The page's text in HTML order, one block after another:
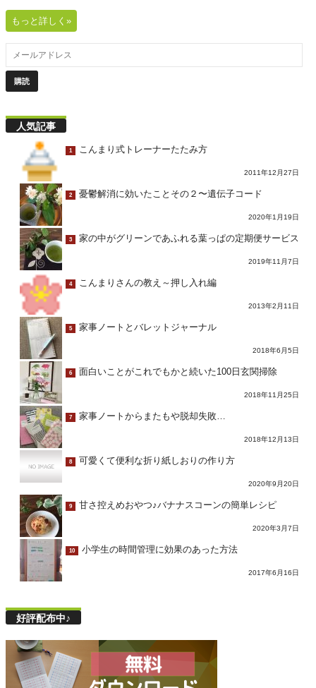
もっと詳しく»
人気記事
1 こんまり式トレーナーたたみ方
2011年12月27日
2 憂鬱解消に効いたことその２〜遺伝子コード
2020年1月19日
3 家の中がグリーンであふれる葉っぱの定期便サービス
2019年11月7日
4 こんまりさんの教え～押し入れ編
2013年2月11日
5 家事ノートとバレットジャーナル
2018年6月5日
6 面白いことがこれでもかと続いた100日玄関掃除
2018年11月25日
7 家事ノートからまたもや脱却失敗…
2018年12月13日
8 可愛くて便利な折り紙しおりの作り方
2020年9月20日
9 甘さ控えめおやつ♪バナナスコーンの簡単レシピ
2020年3月7日
10 小学生の時間管理に効果のあった方法
2017年6月16日
好評配布中♪